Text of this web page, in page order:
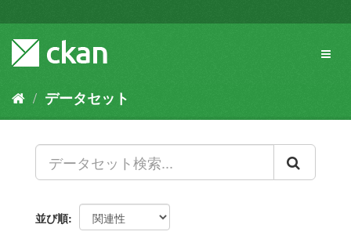
キ
容
データセット
並び順